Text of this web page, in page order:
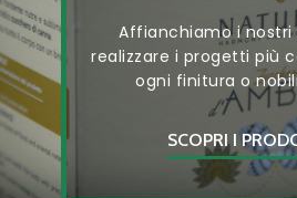
Affianchiamo i nostri
realizzare i progetti più
ogni finitura o
SCOPRI I